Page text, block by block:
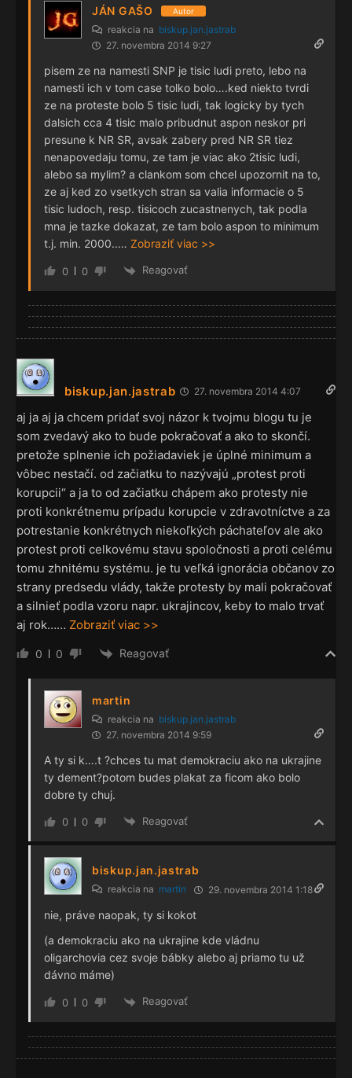
JÁN GAŠO Autor
reakcia na biskup.jan.jastrab
27. novembra 2014 9:27
pisem ze na namesti SNP je tisic ludi preto, lebo na
namesti ich v tom case tolko bolo….ked niekto tvrdi
ze na proteste bolo 5 tisic ludi, tak logicky by tych
dalsich cca 4 tisic malo pribudnut aspon neskor pri
presune k NR SR, avsak zabery pred NR SR tiez
nenapovedaju tomu, ze tam je viac ako 2tisic ludi,
alebo sa mylim? a clankom som chcel upozornit na to,
ze aj ked zo vsetkych stran sa valia informacie o 5
tisic ludoch, resp. tisicoch zucastnenych, tak podla
mna je tazke dokazat, ze tam bolo aspon to minimum
t.j. min. 2000..… Zobraziť viac >>
0 0 Reagovať
biskup.jan.jastrab 27. novembra 2014 4:07
aj ja aj ja chcem pridať svoj názor k tvojmu blogu tu je
som zvedavý ako to bude pokračovať a ako to skončí.
pretože splnenie ich požiadaviek je úplné minimum a
vôbec nestačí. od začiatku to nazývajú „protest proti
korupcii“ a ja to od začiatku chápem ako protesty nie
proti konkrétnemu prípadu korupcie v zdravotníctve a za
potrestanie konkrétnych niekoľkých páchateľov ale ako
protest proti celkovému stavu spoločnosti a proti celému
tomu zhnitému systému. je tu veľká ignorácia občanov zo
strany predsedu vlády, takže protesty by mali pokračovať
a silnieť podla vzoru napr. ukrajincov, keby to malo trvať
aj rok…… Zobraziť viac >>
0 0 Reagovať
martin
reakcia na biskup.jan.jastrab
27. novembra 2014 9:59
A ty si k….t ?chces tu mat demokraciu ako na ukrajine
ty dement?potom budes plakat za ficom ako bolo
dobre ty chuj.
0 0 Reagovať
biskup.jan.jastrab
reakcia na martin 29. novembra 2014 1:18
nie, práve naopak, ty si kokot
(a demokraciu ako na ukrajine kde vládnu
oligarchovia cez svoje bábky alebo aj priamo tu už
dávno máme)
0 0 Reagovať